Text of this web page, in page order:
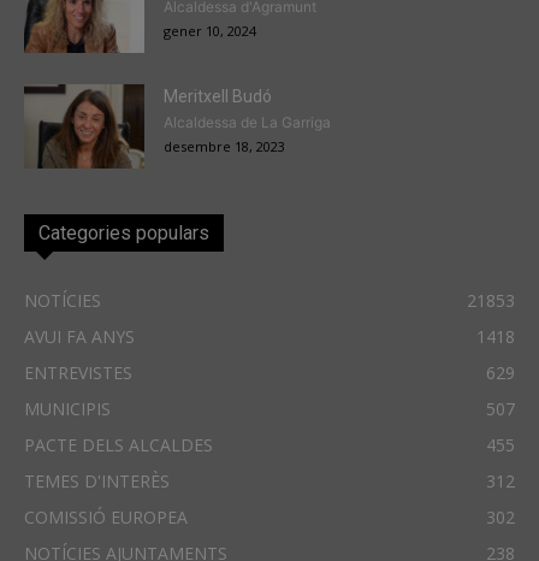
Alcaldessa d'Agramunt
gener 10, 2024
Meritxell Budó
Alcaldessa de La Garriga
desembre 18, 2023
Categories populars
NOTÍCIES
21853
AVUI FA ANYS
1418
ENTREVISTES
629
MUNICIPIS
507
PACTE DELS ALCALDES
455
TEMES D'INTERÈS
312
COMISSIÓ EUROPEA
302
NOTÍCIES AJUNTAMENTS
238